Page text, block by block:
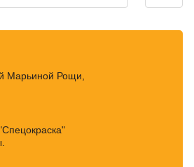
Марьиной Рощи,